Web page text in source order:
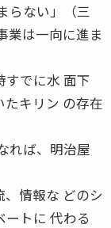
らない」（三
業は一向に進ま
すでに水 面下
キリン の存在
れば、明治屋
情報な どのシ
トに 代わる